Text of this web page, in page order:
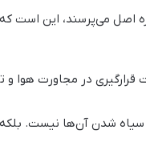
اصل می‌پرسند، این است
در مجاورت هوا
سیاه شدن آن‌ها نیست.